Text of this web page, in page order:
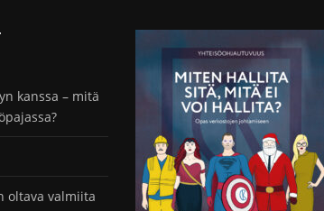
kanssa – mitä
oltava valmiita